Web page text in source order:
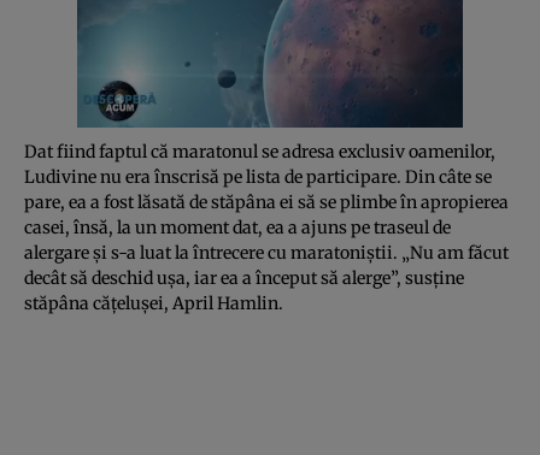
Dat fiind faptul că maratonul se adresa exclusiv oamenilor,
Ludivine nu era înscrisă pe lista de participare. Din câte se
pare, ea a fost lăsată de stăpâna ei să se plimbe în apropierea
casei, însă, la un moment dat, ea a ajuns pe traseul de
alergare şi s-a luat la întrecere cu maratoniştii. „Nu am făcut
decât să deschid uşa, iar ea a început să alerge”, susţine
stăpâna căţeluşei, April Hamlin.